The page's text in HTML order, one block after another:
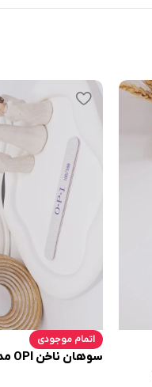
اتمام موجودی
سوهان ناخن OPI مدل دو طرفه 100/180